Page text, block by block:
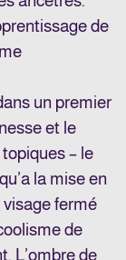
de
un premier
et le
– le
la mise en
fermé
de
L’ombre de